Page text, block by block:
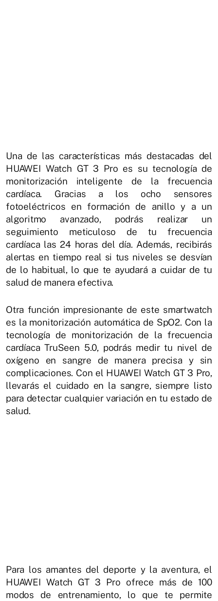
Una de las características más destacadas del
HUAWEI Watch GT 3 Pro es su tecnología de
monitorización inteligente de la frecuencia
cardíaca. Gracias a los ocho sensores
fotoeléctricos en formación de anillo y a un
algoritmo avanzado, podrás realizar un
seguimiento meticuloso de tu frecuencia
cardíaca las 24 horas del día. Además, recibirás
alertas en tiempo real si tus niveles se desvían
de lo habitual, lo que te ayudará a cuidar de tu
salud de manera efectiva.
Otra función impresionante de este smartwatch
es la monitorización automática de SpO2. Con la
tecnología de monitorización de la frecuencia
cardíaca TruSeen 5.0, podrás medir tu nivel de
oxígeno en sangre de manera precisa y sin
complicaciones. Con el HUAWEI Watch GT 3 Pro,
llevarás el cuidado en la sangre, siempre listo
para detectar cualquier variación en tu estado de
salud.
Para los amantes del deporte y la aventura, el
HUAWEI Watch GT 3 Pro ofrece más de 100
modos de entrenamiento, lo que te permite